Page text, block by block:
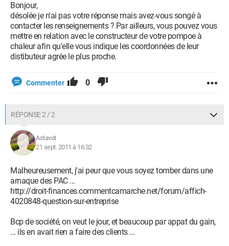
Bonjour,
désolée je n'ai pas votre réponse mais avez-vous songé à
contacter les renseignements ? Par ailleurs, vous pouvez vous
mettre en relation avec le constructeur de votre pompoe à
chaleur afin qu'elle vous indique les coordonnées de leur
distibuteur agrée le plus proche.
Commenter 0
RÉPONSE 2 / 2
Astavot
21 sept. 2011 à 16:32
Malheureusement, j'ai peur que vous soyez tomber dans une
arnaque des PAC ...
http://droit-finances.commentcamarche.net/forum/affich-
4020848-question-sur-entreprise
Bcp de société, on veut le jour, et beaucoup par appat du gain,
... ils en avait rien a faire des clients ...